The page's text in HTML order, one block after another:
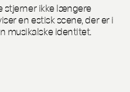
stjerner ikke længere
en estisk scene, der er i
musikalske identitet.